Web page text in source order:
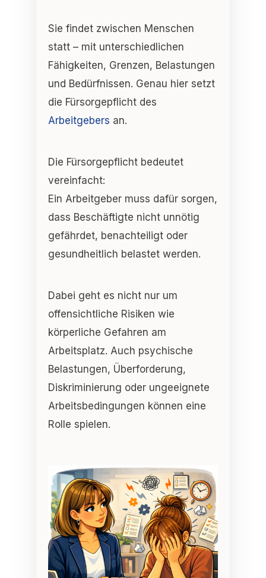
Sie findet zwischen Menschen
statt – mit unterschiedlichen
Fähigkeiten, Grenzen, Belastungen
und Bedürfnissen. Genau hier setzt
die Fürsorgepflicht des
Arbeitgebers an.
Die Fürsorgepflicht bedeutet
vereinfacht:
Ein Arbeitgeber muss dafür sorgen,
dass Beschäftigte nicht unnötig
gefährdet, benachteiligt oder
gesundheitlich belastet werden.
Dabei geht es nicht nur um
offensichtliche Risiken wie
körperliche Gefahren am
Arbeitsplatz. Auch psychische
Belastungen, Überforderung,
Diskriminierung oder ungeeignete
Arbeitsbedingungen können eine
Rolle spielen.